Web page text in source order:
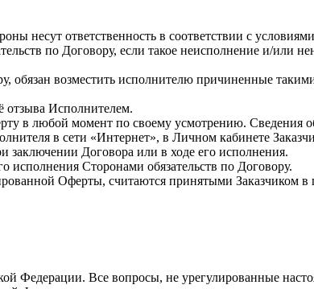
несут ответственность в соответствии с
по Договору, если такое неисполнение и/или
обязан возместить исполнителю причиненные
отзыва Исполнителем.
в любой момент по своему усмотрению. Сведения
в сети «Интернет», в Личном кабинете
заключении Договора или в ходе его исполнения.
исполнения Сторонами обязательств по Договору.
Оферты, считаются принятыми Заказчиком в
Федерации. Все вопросы, не урегулированные